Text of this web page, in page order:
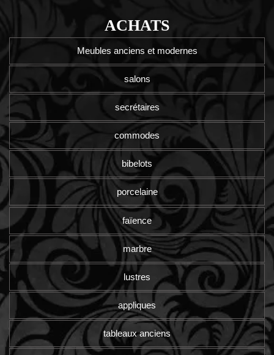
ACHATS
Meubles anciens et modernes
salons
secrétaires
commodes
bibelots
porcelaine
faïence
marbre
lustres
appliques
tableaux anciens